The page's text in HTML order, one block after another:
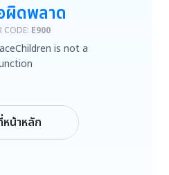
not a function
ผิดพลาด
CODE: E900
is not a
หน้าหลัก